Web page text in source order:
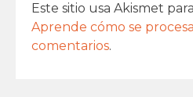
Este sitio usa Akismet
Aprende cómo se
comentarios.